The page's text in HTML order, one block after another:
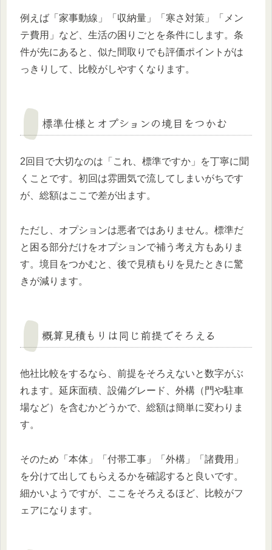
例えば「家事動線」「収納量」「寒さ対策」「メン
テ費用」など、生活の困りごとを条件にします。条
件が先にあると、似た間取りでも評価ポイントがは
っきりして、比較がしやすくなります。
標準仕様とオプションの境目をつかむ
2回目で大切なのは「これ、標準ですか」を丁寧に聞
くことです。初回は雰囲気で流してしまいがちです
が、総額はここで差が出ます。
ただし、オプションは悪者ではありません。標準だ
と困る部分だけをオプションで補う考え方もありま
す。境目をつかむと、後で見積もりを見たときに驚
きが減ります。
概算見積もりは同じ前提でそろえる
他社比較をするなら、前提をそろえないと数字がぶ
れます。延床面積、設備グレード、外構（門や駐車
場など）を含むかどうかで、総額は簡単に変わりま
す。
そのため「本体」「付帯工事」「外構」「諸費用」
を分けて出してもらえるかを確認すると良いです。
細かいようですが、ここをそろえるほど、比較がフ
ェアになります。